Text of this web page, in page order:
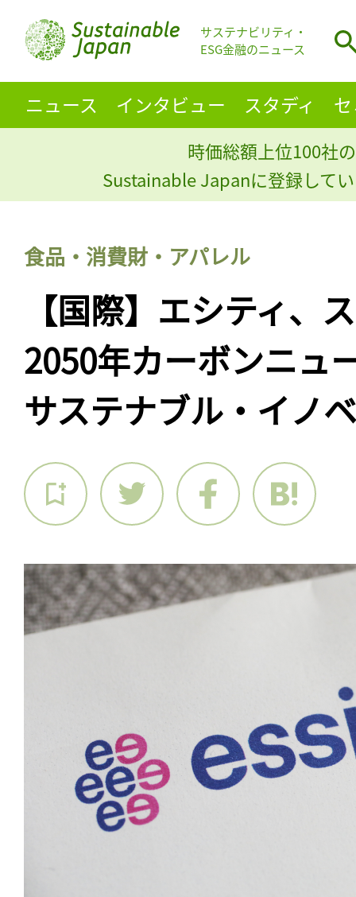
サステナビリティ・
ESG金融のニュース
ニュース インタビュー スタディ
時価総額上位100社
Sustainable Japanに登録して
食品・消費財・アパレル
【国際】エシティ、
2050年カーボンニュ
サステナブル・イノ